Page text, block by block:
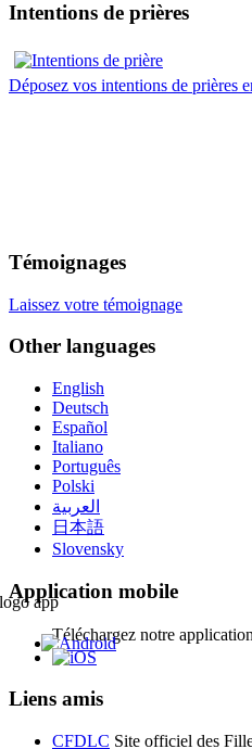
Intentions de prières
Déposez vos intentions de prières
Témoignages
Laissez votre témoignage
Other languages
English
Deutsch
Español
Italiano
Português
Polski
العربية
日本語
Slovensky
Application mobile
Téléchargez notre
Liens amis
CFDLC Site officiel des